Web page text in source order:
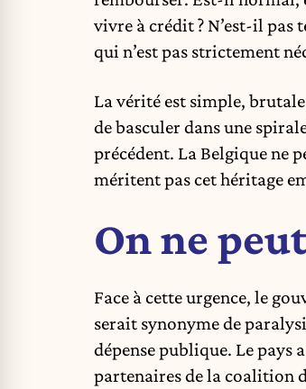
vivre à crédit ? N’est-il pas
qui n’est pas strictement
La vérité est simple,
de basculer dans une
précédent. La Belgique ne
méritent pas cet héritage
On ne
Face à cette urgence, le
serait synonyme de
dépense publique. Le pays
partenaires de la coalition